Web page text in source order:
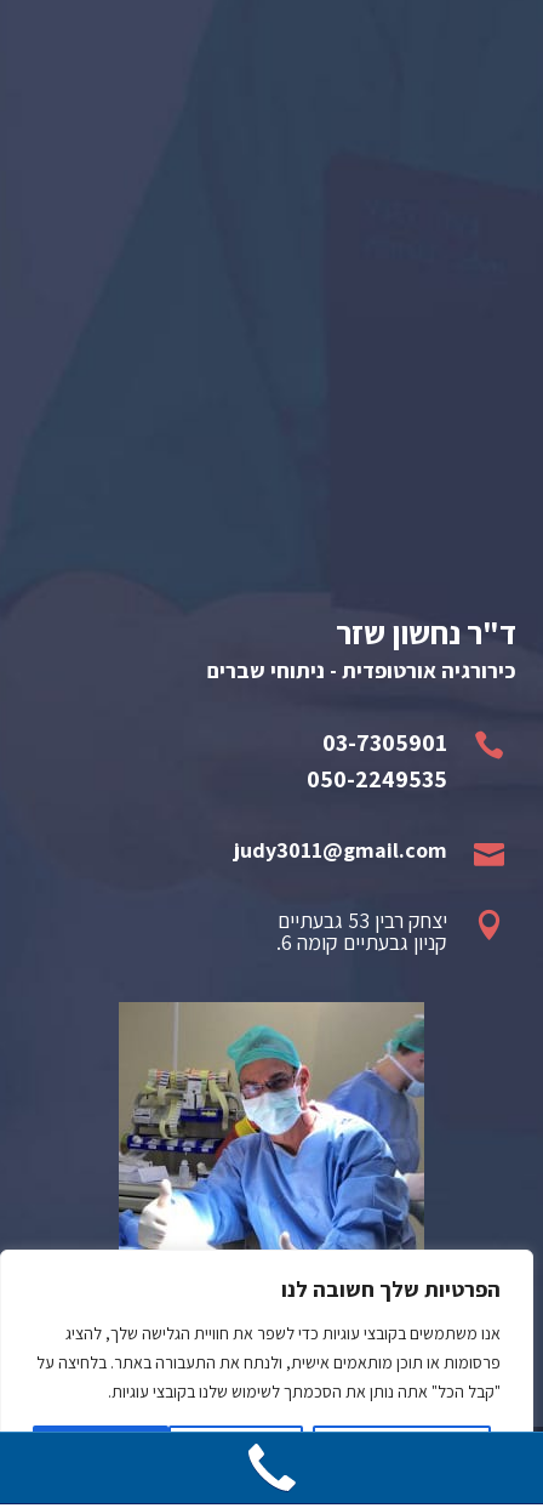
הפרטיות שלך חשובה לנו
אנו משתמשים בקובצי עוגיות כדי לשפר את חוויית הגלישה שלך, להציג
פרסומות או תוכן מותאמים אישית, ולנתח את התעבורה באתר. בלחיצה על
"קבל הכל" אתה נותן את הסכמתך לשימוש שלנו בקובצי עוגיות.
דחה הכל
ד"ר נחשון שזר
כירורגיה אורטופדית - ניתוחי שברים

03-7305901
050-2249535

judy3011@gmail.com
 יצחק רבין 53 גבעתיים
קניון גבעתיים קומה 6.
© כל הזכויות שמורות | דר' נחשון שזר | מומחה בכירורגיה אורטופדית |
הצהרת נגישות|